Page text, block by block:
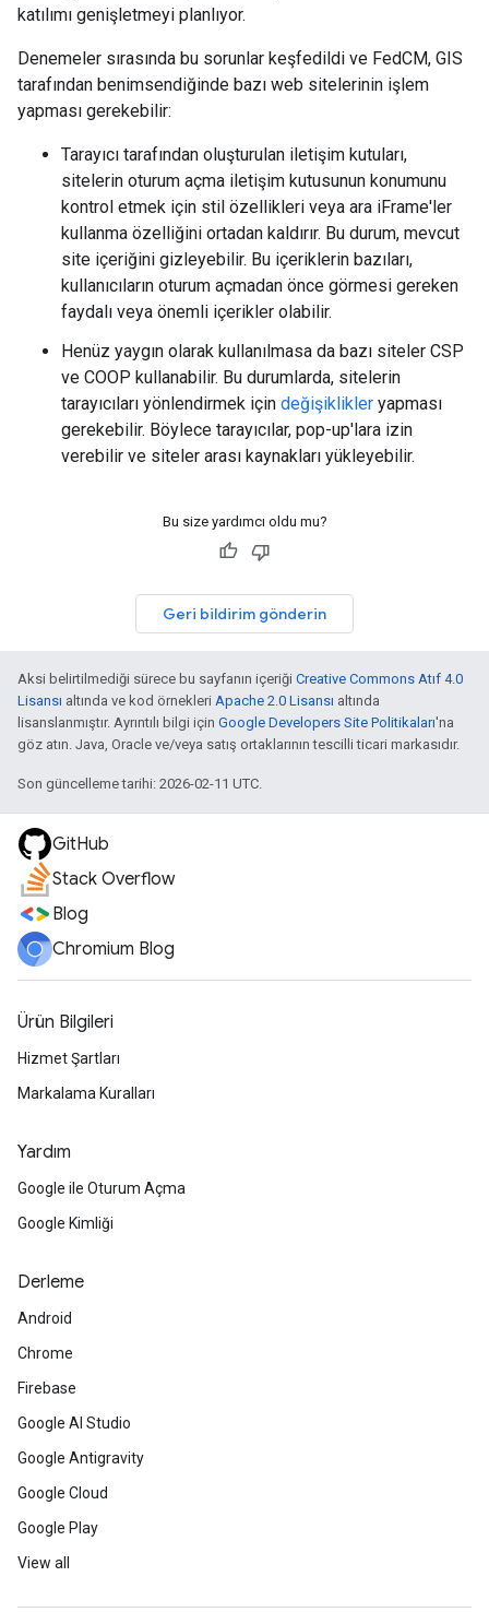
katılımı genişletmeyi planlıyor.
Denemeler sırasında bu sorunlar keşfedildi ve FedCM, GIS
tarafından benimsendiğinde bazı web sitelerinin işlem
yapması gerekebilir:
Tarayıcı tarafından oluşturulan iletişim kutuları,
sitelerin oturum açma iletişim kutusunun konumunu
kontrol etmek için stil özellikleri veya ara iFrame'ler
kullanma özelliğini ortadan kaldırır. Bu durum, mevcut
site içeriğini gizleyebilir. Bu içeriklerin bazıları,
kullanıcıların oturum açmadan önce görmesi gereken
faydalı veya önemli içerikler olabilir.
Henüz yaygın olarak kullanılmasa da bazı siteler CSP
ve COOP kullanabilir. Bu durumlarda, sitelerin
tarayıcıları yönlendirmek için değişiklikler yapması
gerekebilir. Böylece tarayıcılar, pop-up'lara izin
verebilir ve siteler arası kaynakları yükleyebilir.
Bu size yardımcı oldu mu?
Geri bildirim gönderin
Aksi belirtilmediği sürece bu sayfanın içeriği Creative Commons Atıf 4.0
Lisansı altında ve kod örnekleri Apache 2.0 Lisansı altında
lisanslanmıştır. Ayrıntılı bilgi için Google Developers Site Politikaları'na
göz atın. Java, Oracle ve/veya satış ortaklarının tescilli ticari markasıdır.
Son güncelleme tarihi: 2026-02-11 UTC.
GitHub
Stack Overflow
Blog
Chromium Blog
Ürün Bilgileri
Hizmet Şartları
Markalama Kuralları
Yardım
Google ile Oturum Açma
Google Kimliği
Derleme
Android
Chrome
Firebase
Google AI Studio
Google Antigravity
Google Cloud
Google Play
View all